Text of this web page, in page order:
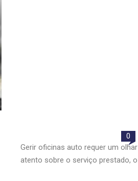
0
Gerir oficinas auto requer um olhar
atento sobre o serviço prestado, o